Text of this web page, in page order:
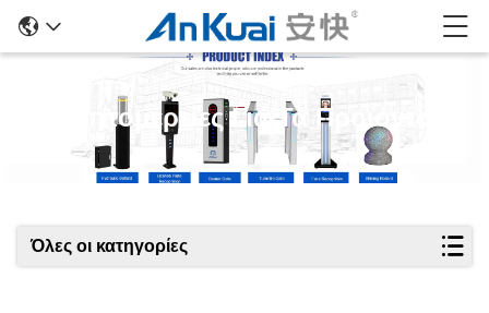
Λεπτομέρειες Για Τα Προϊόντα
Όλες οι κατηγορίες